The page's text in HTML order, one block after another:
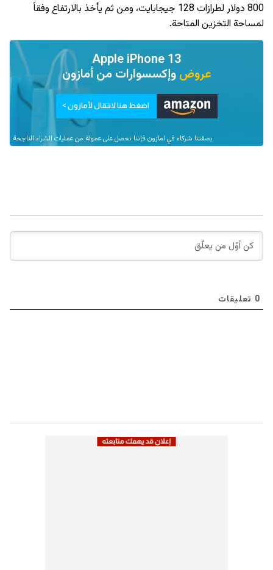
800 دولار لطرازات 128 جيجابايت، ومن ثم يأخذ بالارتفاع وفقاً
لمساحة التخزين المتاحة.
Apple iPhone 13
عروضوإكسسوارات منأمازون
اضغط هنا لانتقال لأمازون >
بصفتنا شركاء في امازون فإننا نحصل على عمولة من عمليات الشراء الناجحة
0 تعليقات